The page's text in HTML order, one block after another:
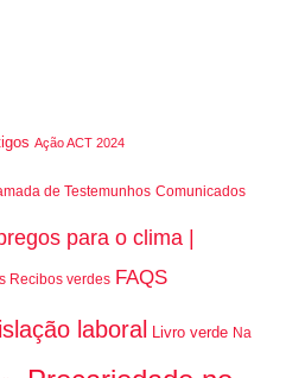
Ação ACT 2024
de Testemunhos Comunicados
para o clima |
Recibos verdes FAQS
laboral Livro verde Na